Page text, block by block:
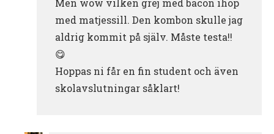
Men wow vilken grej med bacon ihop
med matjessill. Den kombon skulle jag
aldrig kommit på själv. Måste testa!!
😋
Hoppas ni får en fin student och även
skolavslutningar såklart!